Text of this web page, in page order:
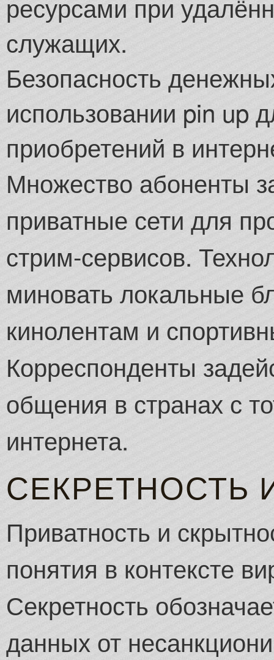
ресурсами при
служащих.
Безопасность
использовании pin up
приобретений в
Множество абоненты
приватные сети для
стрим-сервисов.
миновать локальные
кинолентам и
Корреспонденты
общения в странах с
интернета.
СЕКРЕТНОСТЬ
Приватность и
понятия в контексте
Секретность
данных от